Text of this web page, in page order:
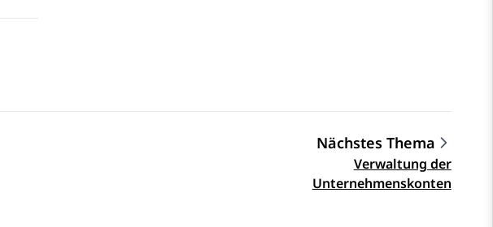
Nächstes Thema
Verwaltung der
Unternehmenskonten